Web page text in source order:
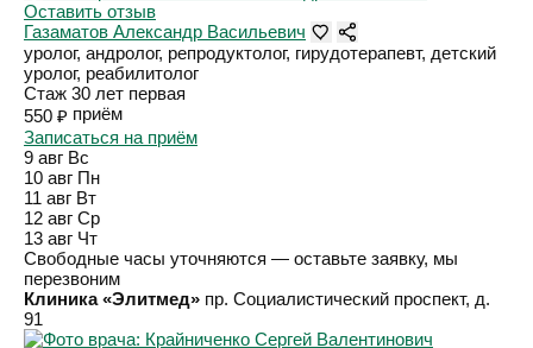
Оставить отзыв
Газаматов Александр Васильевич
уролог, андролог, репродуктолог, гирудотерапевт, детский
уролог, реабилитолог
Стаж 30 лет первая
550 ₽ приём
Записаться на приём
9 авг Вс
10 авг Пн
11 авг Вт
12 авг Ср
13 авг Чт
Свободные часы уточняются — оставьте заявку, мы
перезвоним
Клиника «Элитмед» пр. Социалистический проспект, д.
91